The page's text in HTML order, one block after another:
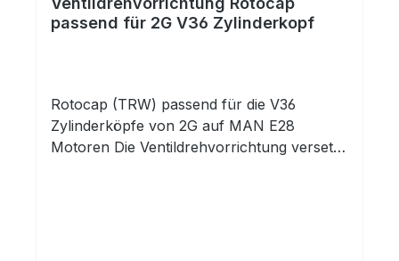
Einlass- oder die Auslassventile, oder auch
beide Seiten mit einer Drehvorrichtung
zusätzliche Anpassungen am Kopf! Die
originale innere und äußere Feder werden
durch unsere Komponenten innere und
passend für 2G V36 Zylinderkopf
Rotocap (TRW) passend für die V36
Zylinderköpfe von 2G auf MAN E28
Motoren Die Ventildrehvorrichtung versetzt